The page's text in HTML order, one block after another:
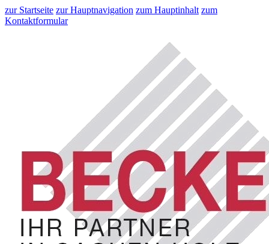
zur Startseite zur Hauptnavigation zum Hauptinhalt zum
Kontaktformular